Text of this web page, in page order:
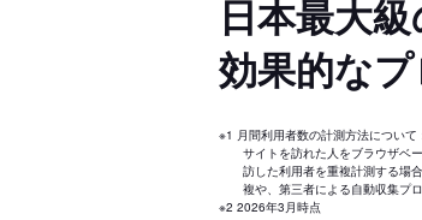
日本最大
効果的なプ
※1 月間利用者数の計測方法について
サイトを訪れた人をブラウザベ
訪した利用者を重複計測する場
複や、第三者による自動収集プ
※2 2026年3月時点